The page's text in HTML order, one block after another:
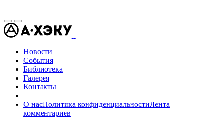
Новости
События
Библиотека
Галерея
Контакты
О насПолитика конфиденциальностиЛента
комментариев